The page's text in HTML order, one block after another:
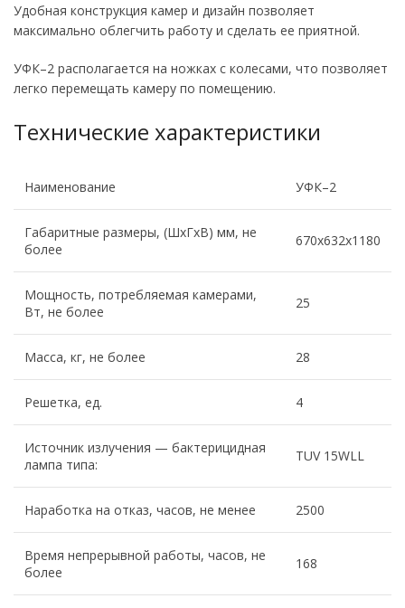
Удобная конструкция камер и дизайн позволяет
максимально облегчить работу и сделать ее приятной.
УФК–2 располагается на ножках с колесами, что позволяет
легко перемещать камеру по помещению.
Технические характеристики
Наименование УФК–2
Габаритные размеры, (ШхГхВ) мм, не
более
670х632х1180
Мощность, потребляемая камерами,
Вт, не более
25
Масса, кг, не более 28
Решетка, ед. 4
Источник излучения — бактерицидная
лампа типа:
TUV 15WLL
Наработка на отказ, часов, не менее 2500
Время непрерывной работы, часов, не
более
168